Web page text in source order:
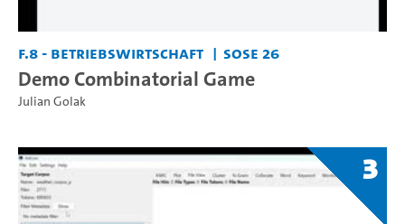
F.8 - Betriebswirtschaft SoSe 26
Demo Combinatorial Game
Julian Golak
3